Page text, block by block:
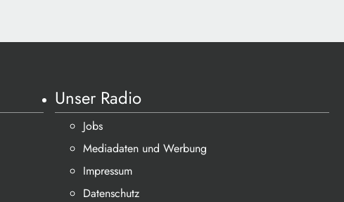
Unser Radio
Jobs
Mediadaten und Werbung
Impressum
Datenschutz